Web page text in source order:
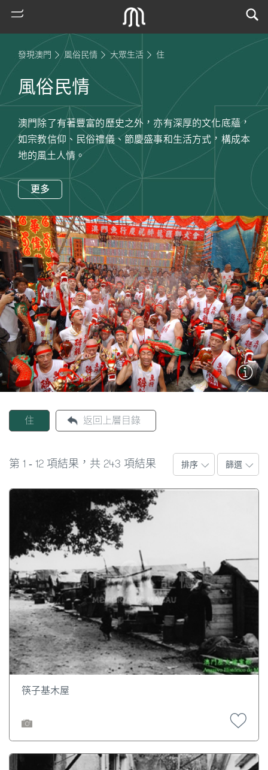
門
搜
索
古
地
圖
媽
寺
廟
巴
士
市
發現澳門 風俗民情 大眾生活 住
風俗民情
澳門除了有著豐富的歷史之外，亦有深厚的文化底蘊，
如宗教信仰、民俗禮儀、節慶盛事和生活方式，構成本
地的風土人情。
更多
住 返回上層目錄
第 1 - 12 項結果，共 243 項結果 排序 篩選
筷子基木屋